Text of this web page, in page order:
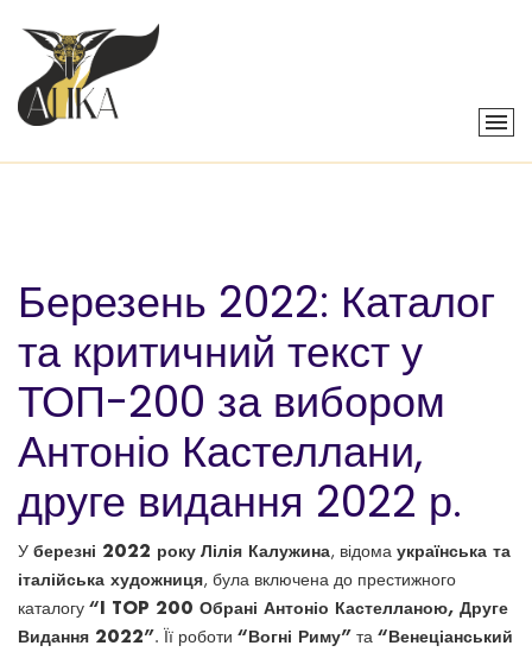
Березень 2022: Каталог
та критичний текст у
ТОП-200 за вибором
Антоніо Кастеллани,
друге видання 2022 р.
У березні 2022 року Лілія Калужина, відома українська та
італійська художниця, була включена до престижного
каталогу “I TOP 200 Обрані Антоніо Кастелланою, Друге
Видання 2022”. Її роботи “Вогні Риму” та “Венеціанський